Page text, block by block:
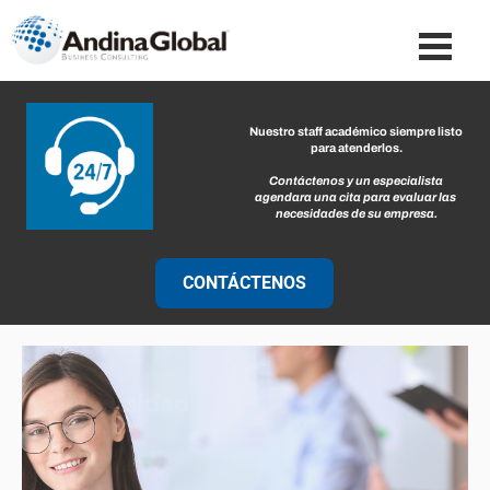
Nuestro staff académico siempre listo
para atenderlos.
Contáctenos y un especialista
agendara una cita para evaluar las
necesidades de su empresa.
CONTÁCTENOS